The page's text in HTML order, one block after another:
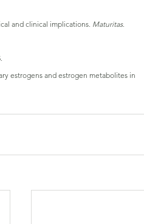
and clinical implications. Maturitas.
estrogens and estrogen metabolites in